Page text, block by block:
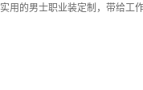
实用的男士职业装定制，带给工